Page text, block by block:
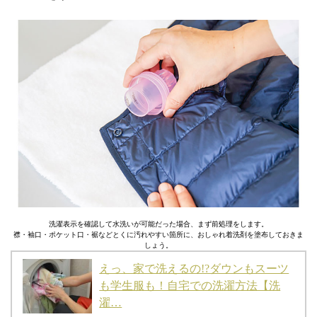
洗濯表示を確認して水洗いが可能だった場合、まず前処理をします。
襟・袖口・ポケット口・裾などとくに汚れやすい箇所に、おしゃれ着洗剤を塗布しておきま
しょう。
えっ、家で洗えるの!?ダウンもスーツ
も学生服も！自宅での洗濯方法【洗
濯…